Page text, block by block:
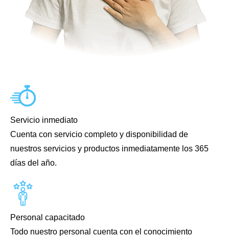
Servicio inmediato
Cuenta con servicio completo y disponibilidad de
nuestros servicios y productos inmediatamente los 365
días del año.
Personal capacitado
Todo nuestro personal cuenta con el conocimiento